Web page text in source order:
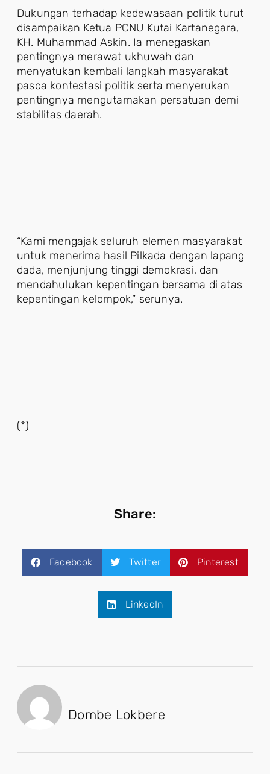
Dukungan terhadap kedewasaan politik turut
disampaikan Ketua PCNU Kutai Kartanegara,
KH. Muhammad Askin. Ia menegaskan
pentingnya merawat ukhuwah dan
menyatukan kembali langkah masyarakat
pasca kontestasi politik serta menyerukan
pentingnya mengutamakan persatuan demi
stabilitas daerah.
“Kami mengajak seluruh elemen masyarakat
untuk menerima hasil Pilkada dengan lapang
dada, menjunjung tinggi demokrasi, dan
mendahulukan kepentingan bersama di atas
kepentingan kelompok,” serunya.
(*)
Share:
Facebook Twitter Pinterest
LinkedIn
Dombe Lokbere